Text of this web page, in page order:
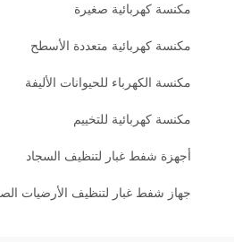
مكنسة كهربائية صغيرة
مكنسة كهربائية متعددة الأسطح
مكنسة الكهرباء للحيوانات الأليفة
مكنسة كهربائية للتخييم
أجهزة شفط غبار لتنظيف السجاد
جهاز شفط غبار لتنظيف الأرضيات